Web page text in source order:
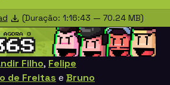
Mute
(Duração: 1:16:43 — 70.24 MB)
Filho, Felipe
de Freitas e Bruno